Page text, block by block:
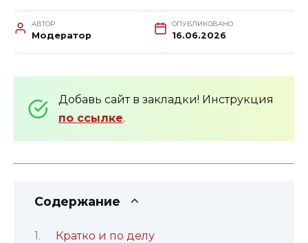
АВТОР
Модератор
ОПУБЛИКОВАНО
16.06.2026
Добавь сайт в закладки! Инструкция
по ссылке.
Содержание
Кратко и по делу